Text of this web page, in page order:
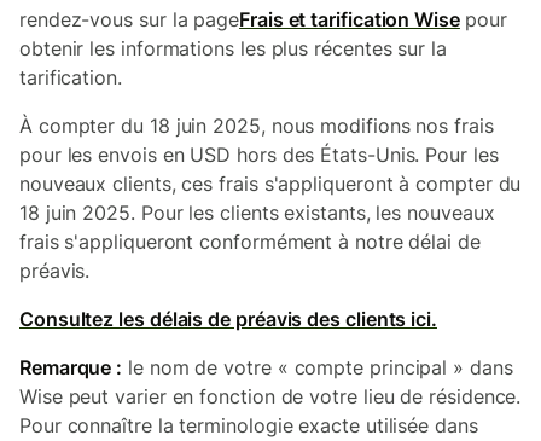
rendez-vous sur la pageFrais et tarification Wise pour
obtenir les informations les plus récentes sur la
tarification.
À compter du 18 juin 2025, nous modifions nos frais
pour les envois en USD hors des États-Unis. Pour les
nouveaux clients, ces frais s'appliqueront à compter du
18 juin 2025. Pour les clients existants, les nouveaux
frais s'appliqueront conformément à notre délai de
préavis.
Consultez les délais de préavis des clients ici.
Remarque : le nom de votre « compte principal » dans
Wise peut varier en fonction de votre lieu de résidence.
Pour connaître la terminologie exacte utilisée dans